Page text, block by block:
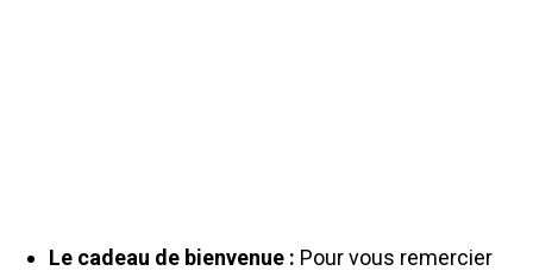
Le cadeau de bienvenue : Pour vous remercier